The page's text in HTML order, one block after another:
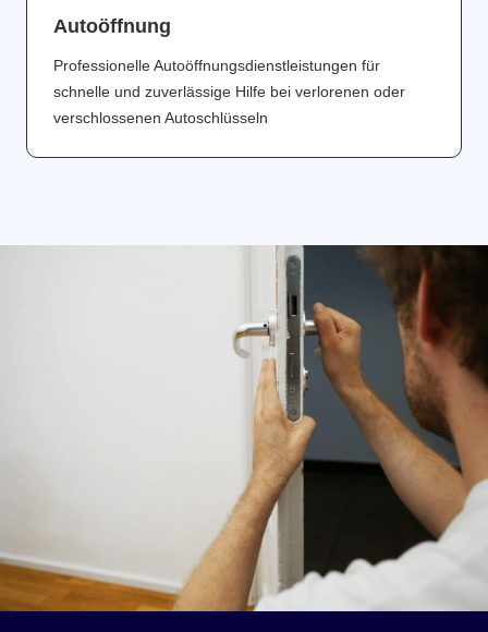
Аutoöffnung
Professionelle Autoöffnungsdienstleistungen für
schnelle und zuverlässige Hilfe bei verlorenen oder
verschlossenen Autoschlüsseln